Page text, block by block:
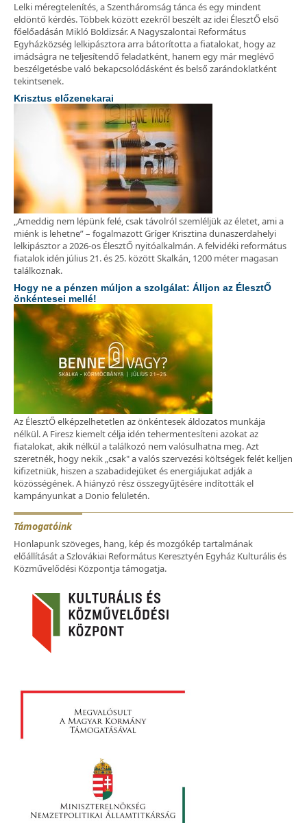
Lelki méregtelenítés, a Szentháromság tánca és egy mindent
eldöntő kérdés. Többek között ezekről beszélt az idei ÉlesztŐ első
főelőadásán Mikló Boldizsár. A Nagyszalontai Református
Egyházközség lelkipásztora arra bátorította a fiatalokat, hogy az
imádságra ne teljesítendő feladatként, hanem egy már meglévő
beszélgetésbe való bekapcsolódásként és belső zarándoklatként
tekintsenek.
Krisztus előzenekarai
„Ameddig nem lépünk felé, csak távolról szemléljük az életet, ami a
miénk is lehetne” – fogalmazott Gríger Krisztina dunaszerdahelyi
lelkipásztor a 2026-os ÉlesztŐ nyitóalkalmán. A felvidéki református
fiatalok idén július 21. és 25. között Skalkán, 1200 méter magasan
találkoznak.
Hogy ne a pénzen múljon a szolgálat: Álljon az ÉlesztŐ
önkéntesei mellé!
Az ÉlesztŐ elképzelhetetlen az önkéntesek áldozatos munkája
nélkül. A Firesz kiemelt célja idén tehermentesíteni azokat az
fiatalokat, akik nélkül a találkozó nem valósulhatna meg. Azt
szeretnék, hogy nekik „csak" a valós szervezési költségek felét kelljen
kifizetniük, hiszen a szabadidejüket és energiájukat adják a
közösségének. A hiányzó rész összegyűjtésére indították el
kampányunkat a Donio felületén.
Támogatóink
Honlapunk szöveges, hang, kép és mozgókép tartalmának
előállítását a Szlovákiai Református Keresztyén Egyház Kulturális és
Közművelődési Központja támogatja.